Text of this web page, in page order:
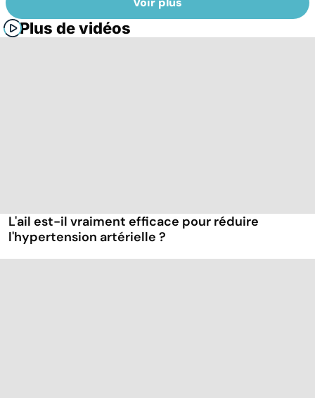
Plus de vidéos
L'ail est-il vraiment efficace pour réduire
l'hypertension artérielle ?